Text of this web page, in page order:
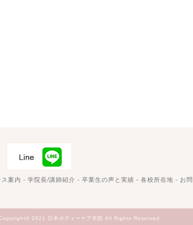
ス案内 - 学院長/講師紹介 - 卒業生の声と実績 - 各校所在地 - お
2021 日本ボディーケア学院 All Rights Reserved.